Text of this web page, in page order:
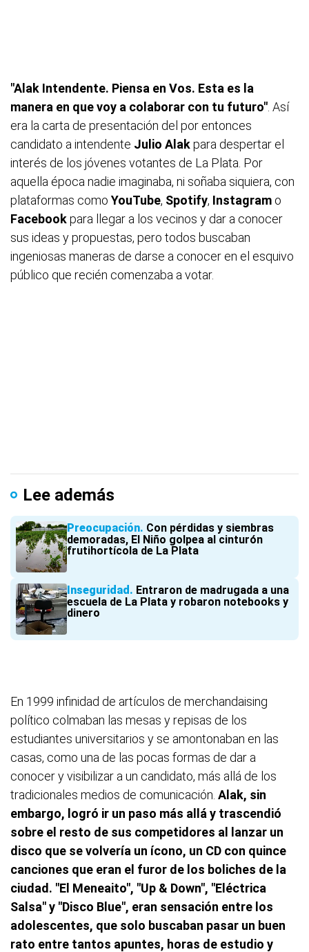
"Alak Intendente. Piensa en Vos. Esta es la
manera en que voy a colaborar con tu futuro" . Así
era la carta de presentación del por entonces
candidato a intendente Julio Alakpara despertar el
interés de los jóvenes votantes de La Plata. Por
aquella época nadie imaginaba, ni soñaba siquiera, con
plataformas como YouTube, Spotify, Instagram o
Facebookpara llegar a los vecinos y dar a conocer
sus ideas y propuestas, pero todos buscaban
ingeniosas maneras de darse a conocer en el esquivo
público que recién comenzaba a votar.
Lee además
Preocupación Con pérdidas y siembras
demoradas, El Niño golpea al cinturón
frutihortícola de La Plata
Inseguridad
Entraron de madrugada a una
escuela de La Plata y robaron notebooks y
dinero
En 1999 infinidad de artículos de merchandaising
político colmaban las mesas y repisas de los
estudiantes universitarios y se amontonaban en las
casas, como una de las pocas formas de dar a
conocer y visibilizar a un candidato, más allá de los
tradicionales medios de comunicación. Alak, sin
embargo, logró ir un paso más allá y trascendió
sobre el resto de sus competidores al lanzar un
disco que se volvería un ícono, un CD con quince
canciones que eran el furor de los boliches de la
ciudad. "El Meneaito", "Up & Down", "Eléctrica
Salsa" y "Disco Blue", eran sensación entre los
adolescentes, que solo buscaban pasar un buen
rato entre tantos apuntes, horas de estudio y